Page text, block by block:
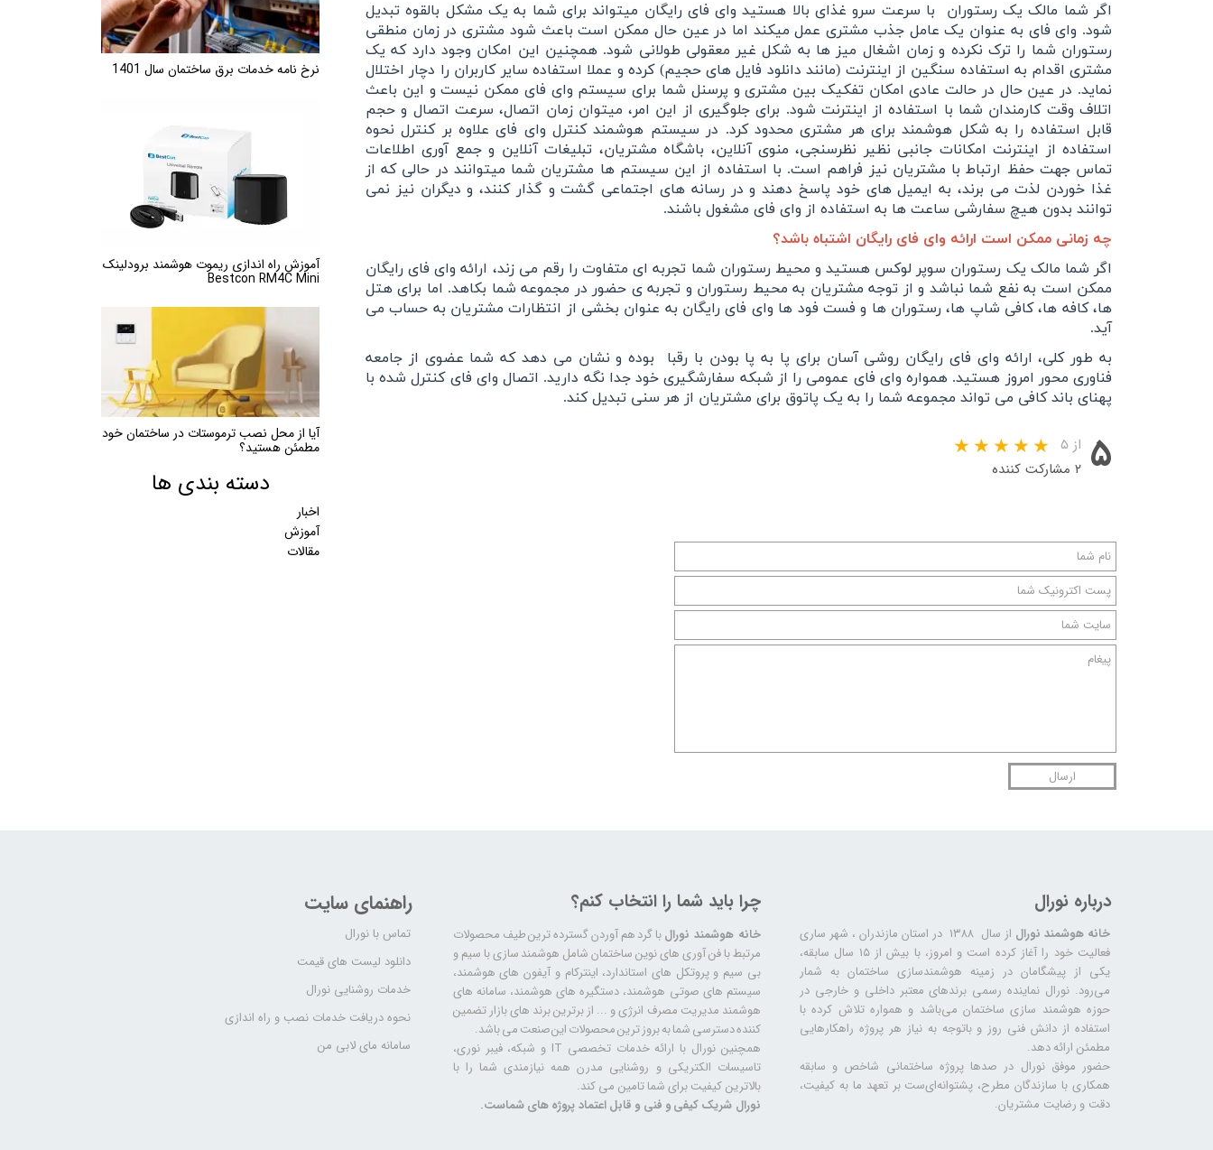
اگر شما مالک یک رستوران با سرعت سرو غذای بالا هستید وای فای رایگان میتواند برای شما به یک مشکل بالقوه تبدیل
شود. وای فای به عنوان یک عامل جذب مشتری عمل میکند اما در عین حال ممکن است باعث شود مشتری در زمان منطقی
رستوران شما را ترک نکرده وزمان اشغال میز ها به شکل غیر معقولی طولانی شود. همچنین این امکان وجود دارد که یک
مشتری اقدام به استفاده سنگین از اینترنت (مانند دانلود فایل های حجیم) کرده و عملا استفاده سایر کاربران را دچار اختلال
نماید. در عین حال در حالت عادی امکان تفکیک بین مشتری و پرسنل شما برای سیستم وای فای ممکن نیست و این باعث
اتلاف وقت کارمندان شما با استفاده از اینترنت شود. برای جلوگیری از این امر، میتوان زمان اتصال، سرعت اتصال و حجم
قابل استفاده را به شکل هوشمند برای هر مشتری محدود کرد. در سیستم هوشمند کنترل وای فای علاوه بر کنترل نحوه
استفاده از اینترنت امکانات جانبی نظیر نظرسنجی، منوی آنلاین، باشگاه مشتریان، تبلیغات آنلاین و جمع آوری اطلاعات
تماس جهت حفظ ارتباط با مشتریان نیز فراهم است. با استفاده از این سیستم ها مشتریان شما میتوانند در حالی که از
غذا خوردن لذت می برند، به ایمیل های خود پاسخ دهند و در رسانه های اجتماعی گشت و گذار کنند، و دیگران نیز نمی
توانند بدون هیچ سفارشی ساعت ها به استفاده از وای فای مشغول باشند.
چه زمانی ممکن است ارائه وای فای رایگان اشتباه باشد؟
اگر شما مالک یک رستوران سوپر لوکس هستید و محیط رستوران شما تجربه ای متفاوت را رقم می زند، ارائه وای فای رایگان
ممکن است به نفع شما نباشد و از توجه مشتریان به محیط رستوران و تجربه ی حضور در مجموعه شما بکاهد. اما برای هتل
ها، کافه ها، کافی شاپ ها، رستوران ها و فست فود ها وای فای رایگان به عنوان بخشی از انتظارات مشتریان به حساب می
آید.
به طور کلی، ارائه وای فای رایگان روشی آسان برای پا به پا بودن با رقبا
بوده و نشان می دهد که شما عضوی از جامعه
فناوری محور امروز هستید. همواره وای فای عمومی را از شبکه سفارشگیری خود جدا نگه دارید. اتصال وای فای کنترل شده با
پهنای باند کافی می تواند مجموعه شما را به یک پاتوق برای مشتریان از هر سنی تبدیل کند.
۵ از ۵
۲ مشارکت کننده
ارسال
نرخ نامه خدمات برق ساختمان سال 1401
آموزش راه اندازی ریموت هوشمند برودلینک
Bestcon RM4C Mini
آیا از محل نصب ترموستات در ساختمان خود
مطمئن هستید؟
دسته بندی ها
اخبار
آموزش
مقالات
درباره نورال
خانه هوشمند نورال
از سال ۱۳۸۸ در استان مازندران ، شهر ساری
فعالیت خود را آغاز کرده است و امروز، با بیش از ۱۵ سال سابقه،
یکی از پیشگامان در زمینه هوشمندسازی ساختمان به شمار
می‌رود. نورال نماینده رسمی برندهای معتبر داخلی و خارجی در
حوزه هوشمند سازی ساختمان می‌باشد و همواره تلاش کرده با
استفاده از دانش فنی روز و باتوجه به نیاز هر پروژه راهکارهایی
مطمئن ارائه دهد.
حضور موفق نورال در صدها پروژه‌ ساختمانی شاخص و سابقه
همکاری با سازندگان مطرح، پشتوانه‌ای‌ست بر تعهد ما به کیفیت،
دقت و رضایت مشتریان.
راهنمای سایت
تماس با نورال
دانلود لیست های قیمت
خدمات روشنایی نورال
نحوه دریافت خدمات نصب و راه اندازی
سامانه مای لابی من
چرا باید شما را انتخاب کنم؟
خانه هوشمند نورالبا گرد هم آوردن گسترده ترین طیف محصولات
مرتبط با فن آوری های نوین ساختمان شامل هوشمند سازی با سیم و
بی سیم و پروتکل های استاندارد، اینترکام و آیفون های هوشمند،
سیستم های صوتی هوشمند، دستگیره های هوشمند، سامانه های
هوشمند مدیریت مصرف انرژی و ... از برترین برند های بازار تضمین
کننده دسترسی شما به بروز ترین محصولات این صنعت می باشد.
همچنین نورال با ارائه خدمات تخصصی IT و شبکه، فیبر نوری،
تاسیسات الکتریکی و روشنایی مدرن همه نیازمندی شما را با
بالاترین کیفیت برای شما تامین می کند.
نورال شریک کیفی و فنی و قابل اعتماد پروژه های شماست.